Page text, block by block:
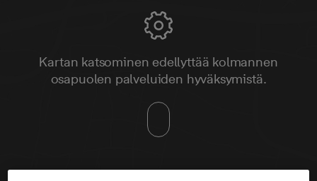
Kartan katsominen edellyttää kolmannen
osapuolen palveluiden hyväksymistä.